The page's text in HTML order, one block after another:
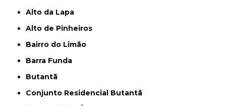
Alto da Lapa
Alto de Pinheiros
Bairro do Limão
Barra Funda
Butantã
Conjunto Residencial Butantã